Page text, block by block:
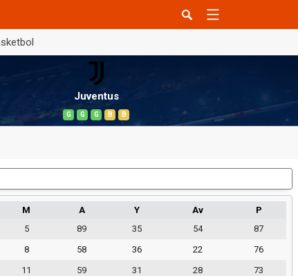
Juventus
G G G B B
M A Y Av
P
5 89 35 54
87
8 58 36 22
76
11 59 31 28
73